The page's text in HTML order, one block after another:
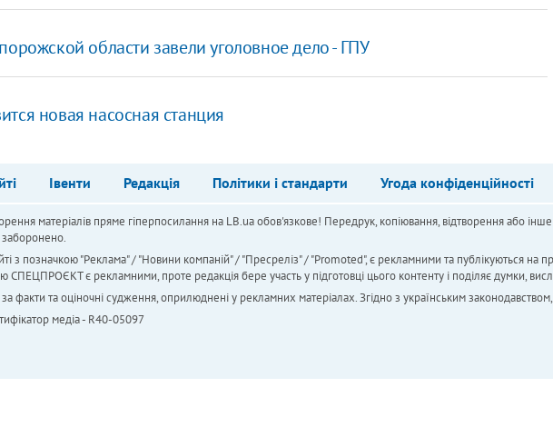
области завели уголовное дело - ГПУ
новая насосная станция
Івенти Редакція Політики і стандарти Угода конфіденційності
матеріалів пряме гіперпосилання на LB.ua обов'язкове! Передрук, копіювання, відтворення або
заборонено.
з позначкою "Реклама" / "Новини компаній" / "Пресреліз" / "Promoted", є рекламними та публікуються на
СПЕЦПРОЄКТ є рекламними, проте редакція бере участь у підготовці цього контенту і поділяє думки,
за факти та оціночні судження, оприлюднені у рекламних матеріалах. Згідно з українським
медіа - R40-05097